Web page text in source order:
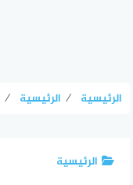
الرئيسية ⁄ الرئيسية ⁄
الرئيسية